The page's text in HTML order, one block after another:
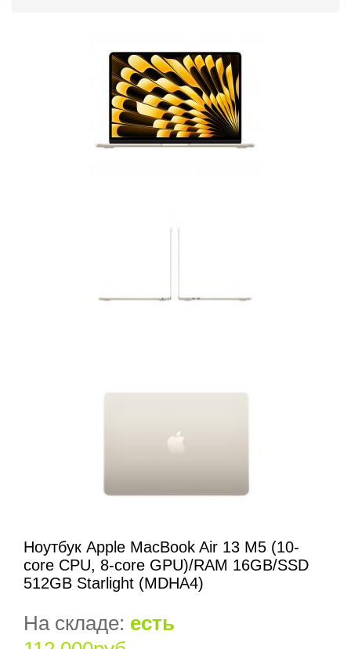
Ноутбук Apple MacBook Air 13 M5 (10-
core CPU, 8-core GPU)/RAM 16GB/SSD
512GB Starlight (MDHA4)
На складе: есть